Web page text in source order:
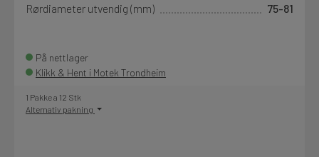
Rørdiameter utvendig (mm)
75-81
På nettlager
Klikk & Hent i Motek Trondheim
1 Pakke a 12 Stk
Alternativ pakning